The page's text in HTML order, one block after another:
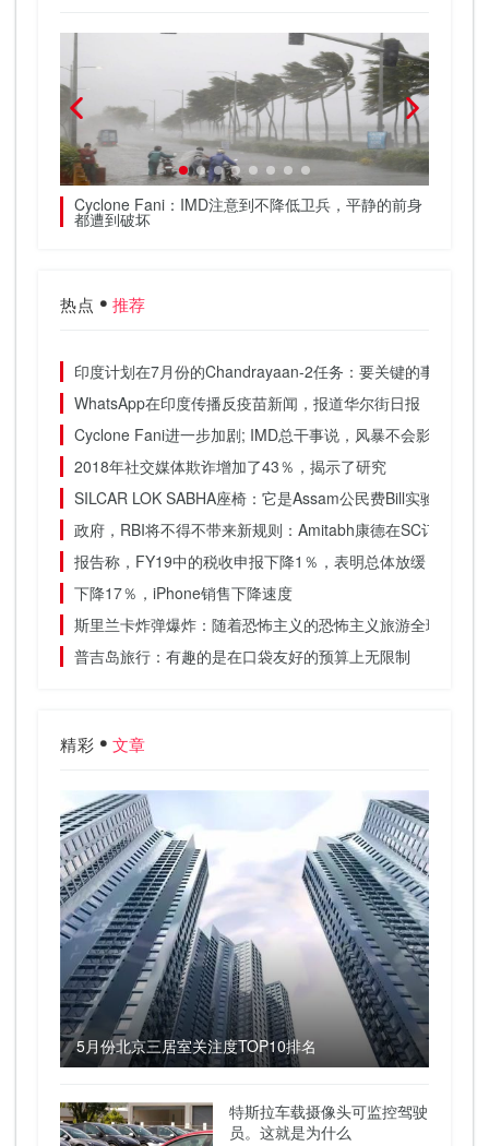
Cyclone Fani：IMD注意到不降低卫兵，平静的前身
都遭到破坏
热点 推荐
印度计划在7月份的Chandrayaan-2任务：要关键的事情
WhatsApp在印度传播反疫苗新闻，报道华尔街日报
Cyclone Fani进一步加剧; IMD总干事说，风暴不会影响季风
2018年社交媒体欺诈增加了43％，揭示了研究
SILCAR LOK SABHA座椅：它是Assam公民费Bill实验室的优
政府，RBI将不得不带来新规则：Amitabh康德在SC订单上于
报告称，FY19中的税收申报下降1％，表明总体放缓
下降17％，iPhone销售下降速度
斯里兰卡炸弹爆炸：随着恐怖主义的恐怖主义旅游全球旅游
普吉岛旅行：有趣的是在口袋友好的预算上无限制
精彩 文章
5月份北京三居室关注度TOP10排名
特斯拉车载摄像头可监控驾驶
员。这就是为什么